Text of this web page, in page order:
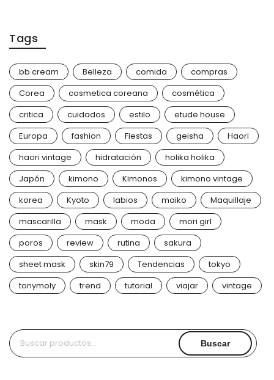
Tags
bb cream Belleza comida
compras
Corea
cosmetica coreana
cosmética
critica
cuidados estilo
etude house
Europa
fashion Fiestas geisha
Haori
haori vintage
hidratación
holika holika
Japón
kimono Kimonos
kimono vintage
korea
Kyoto labios maiko
Maquillaje
mascarilla
mask moda
mori girl
poros
review rutina
sakura
sheet mask
skin79 Tendencias
tokyo
tonymoly
trend tutorial viajar vintage
Buscar
por:
Buscar